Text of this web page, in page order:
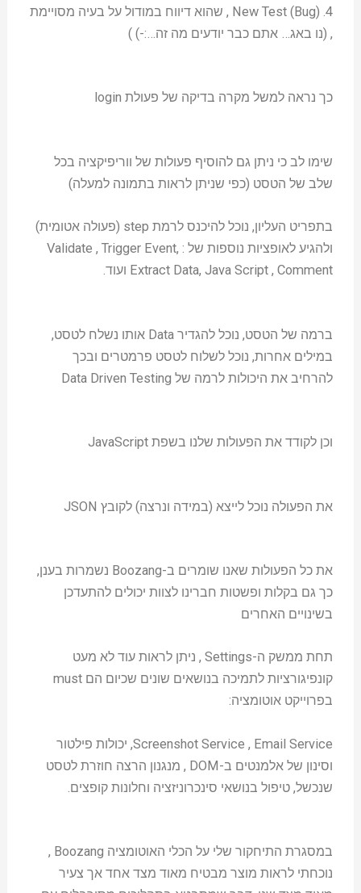
4. New Test (Bug) , שהוא דיווח במודול על בעיה מסויימת
, (נו באג… אתם כבר יודעים מה זה…:-) )
כך נראה למשל מקרה בדיקה של פעולת login
שימו לב כי ניתן גם להוסיף פעולות של ווריפיקציה בכל
שלב של הטסט (כפי שניתן לראות בתמונה למעלה)
בתפריט העליון, נוכל להיכנס לרמת step (פעולה אטומית)
ולהגיע לאופציות נוספות של : Validate , Trigger Event,
Extract Data, Java Script , Comment ועוד.
ברמה של הטסט, נוכל להגדיר Data אותו נשלח לטסט,
במילים אחרות, נוכל לשלוח לטסט פרמטרים ובכך
להרחיב את היכולות לרמה של Data Driven Testing
וכן לקודד את הפעולות שלנו בשפת JavaScript
את הפעולה נוכל לייצא (במידה ונרצה) לקובץ JSON
את כל הפעולות שאנו שומרים ב-Boozang נשמרות בענן,
כך גם בקלות ופשטות חברינו לצוות יכולים להתעדכן
בשינויים האחרים
תחת ממשק ה-Settings , ניתן לראות עוד לא מעט
קונפיגורציות לתמיכה בנושאים שונים שכיום הם must
בפרוייקט אוטומציה:
Screenshot Service , Email Service, יכולות פילטור
וסינון של אלמנטים ב-DOM , מנגנון הרצה חוזרת לטסט
שנכשל, טיפול בנושאי סינכרוניזציה וחלונות קופצים.
במסגרת התיחקור שלי על הכלי האוטומציה Boozang ,
נוכחתי לראות מוצר מבטיח מאוד מצד אחד אך צעיר